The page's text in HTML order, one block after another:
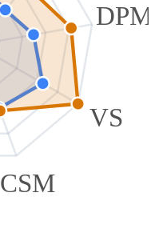
DPM
VS
CSM